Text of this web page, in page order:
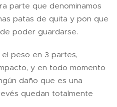
parte que denominamos
patas de quita y pon que
poder guardarse.
peso en 3 partes,
y en todo momento
daño que es una
quedan totalmente